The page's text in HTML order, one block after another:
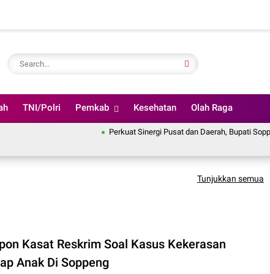
TNI/Polri Pemkab Kesehatan Olah Raga
Perkuat Sinergi Pusat dan Daerah, Bupati Soppeng
Tunjukkan semua
Kasat Reskrim Soal Kasus Kekerasan
Anak Di Soppeng